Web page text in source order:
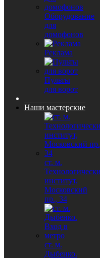
Оборудование
для
домофонов
Реклама
Пульты
для ворот
Наши мастерские
ст. м.
институт,
Московский
пр., 34
ст. м.
Дыбенко.